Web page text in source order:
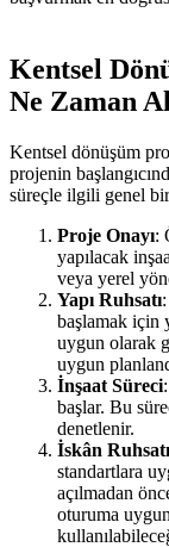
Kentsel
Ne Zaman
Kentsel dönüşüm
projenin
süreçle ilgili genel
Proje Onayı:
yapılacak
veya yerel
Yapı Ruhsatı
başlamak için
uygun olarak
uygun
İnşaat Süreci
başlar. Bu
denetlenir.
İskân Ruhsatı
standartlara
açılmadan
oturuma